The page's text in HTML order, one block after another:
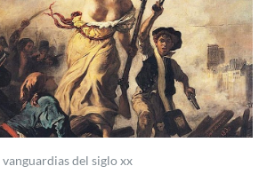
vanguardias del siglo xx